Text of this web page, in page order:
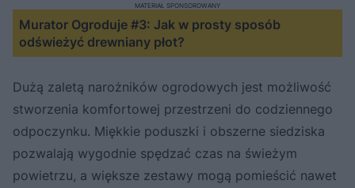
Murator Ogroduje #3: Jak w prosty sposób
odświeżyć drewniany płot?
MATERIAŁ SPONSOROWANY
Dużą zaletą narożników ogrodowych jest możliwość
stworzenia komfortowej przestrzeni do codziennego
odpoczynku. Miękkie poduszki i obszerne siedziska
pozwalają wygodnie spędzać czas na świeżym
powietrzu, a większe zestawy mogą pomieścić nawet